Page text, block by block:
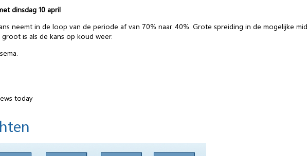
dinsdag 10 april
neemt in de loop van de periode af van 70% naar 40%. Grote spreiding in de mogelijke
is als de kans op koud weer.
today